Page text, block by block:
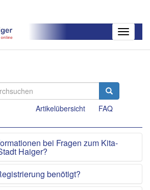
Toggle
FAQ
Artikelübersicht
bei Fragen zum Kita-
Haiger?
benötigt?